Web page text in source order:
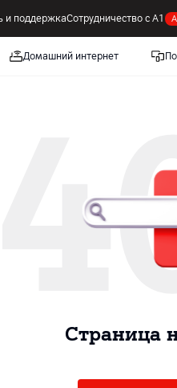
и поддержкаСотрудничество с А1
Домашний интернет
Cтраница